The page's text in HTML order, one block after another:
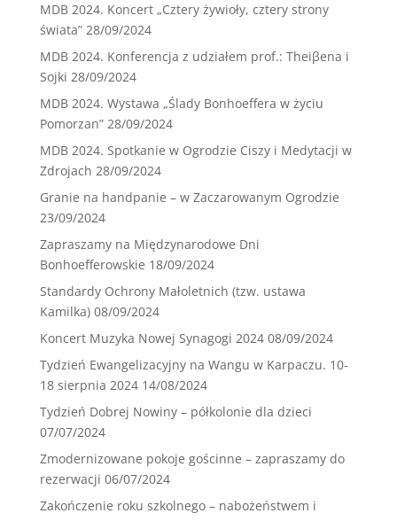
MDB 2024. Koncert „Cztery żywioły, cztery strony
świata” 28/09/2024
MDB 2024. Konferencja z udziałem prof.: Theiβena i
Sojki 28/09/2024
MDB 2024. Wystawa „Ślady Bonhoeffera w życiu
Pomorzan” 28/09/2024
MDB 2024. Spotkanie w Ogrodzie Ciszy i Medytacji w
Zdrojach 28/09/2024
Granie na handpanie – w Zaczarowanym Ogrodzie
23/09/2024
Zapraszamy na Międzynarodowe Dni
Bonhoefferowskie 18/09/2024
Standardy Ochrony Małoletnich (tzw. ustawa
Kamilka) 08/09/2024
Koncert Muzyka Nowej Synagogi 2024 08/09/2024
Tydzień Ewangelizacyjny na Wangu w Karpaczu. 10-
18 sierpnia 2024 14/08/2024
Tydzień Dobrej Nowiny – półkolonie dla dzieci
07/07/2024
Zmodernizowane pokoje gościnne – zapraszamy do
rezerwacji 06/07/2024
Zakończenie roku szkolnego – nabożeństwem i